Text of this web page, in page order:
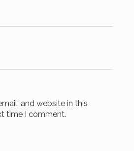
and website in this
time I comment.